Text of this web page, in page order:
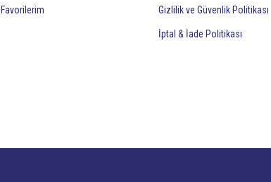
Favorilerim Gizlilik ve Güvenlik Politikası
İptal & İade Politikası